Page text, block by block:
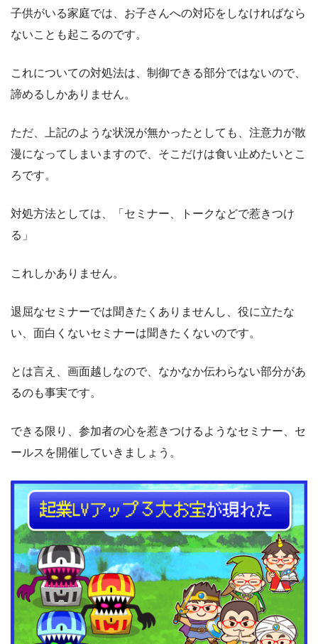
子供がいる家庭では、お子さんへの対応をしなければなら
ないことも起こるのです。
これについての対処法は、制御できる部分ではないので、
諦めるしかありません。
ただ、上記のような状況が無かったとしても、注意力が散
漫になってしまいますので、そこだけは食い止めたいとこ
ろです。
対処方法としては、「セミナー、トークなどで惹きつけ
る」
これしかありません。
退屈なセミナーでは聞きたくありませんし、役に立たな
い、面白くないセミナーは聞きたくないのです。
とは言え、画面越しなので、なかなか伝わらない部分があ
るのも事実です。
できる限り、参加者の心を惹きつけるようなセミナー、セ
ールスを開催していきましょう。